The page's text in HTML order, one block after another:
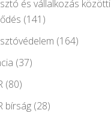
és vállalkozás közötti
(141)
(164)
(37)
(80)
bírság (28)